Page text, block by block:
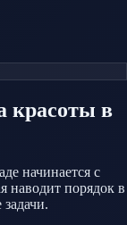
красоты в
начинается с
наводит порядок в